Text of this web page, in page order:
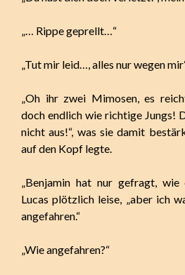
„… Rippe geprellt…“
„Tut mir leid…, alles nur wegen
„Oh ihr zwei Mimosen, es
doch endlich wie richtige Jungs!
nicht aus!“, was sie damit
auf den Kopf legte.
„Benjamin hat nur gefragt,
Lucas plötzlich leise, „aber ich
angefahren.“
„Wie angefahren?“